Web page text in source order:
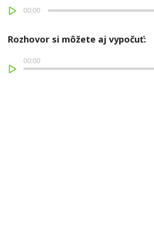
00:00
Rozhovor si môžete aj vypočuť:
00:00